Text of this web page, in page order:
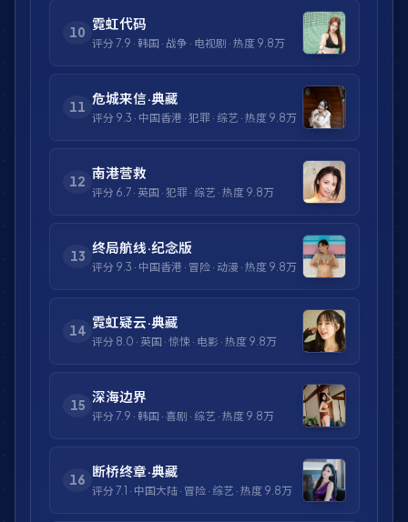
10
霓虹代码
评分 7.9 · 韩国 · 战争 · 电视剧 · 热度 9.8万
11
危城来信·典藏
评分 9.3 · 中国香港 · 犯罪 · 综艺 · 热度 9.8万
12
南港营救
评分 6.7 · 英国 · 犯罪 · 综艺 · 热度 9.8万
13
终局航线·纪念版
评分 9.3 · 中国香港 · 冒险 · 动漫 · 热度 9.8万
14
霓虹疑云·典藏
评分 8.0 · 英国 · 惊悚 · 电影 · 热度 9.8万
15
深海边界
评分 7.9 · 韩国 · 喜剧 · 综艺 · 热度 9.8万
16
断桥终章·典藏
评分 7.1 · 中国大陆 · 冒险 · 综艺 · 热度 9.8万